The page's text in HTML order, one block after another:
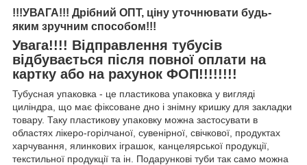
!!!УВАГА!!! Дрібний ОПТ, ціну уточнювати будь-
яким зручним способом!!!
Увага!!!! Відправлення тубусів
відбувається після повної оплати на
картку або на рахунок ФОП!!!!!!!!
Тубусная упаковка - це пластикова упаковка у вигляді
циліндра, що має фіксоване дно і знімну кришку для закладки
товару. Таку пластикову упаковку можна застосувати в
областях лікеро-горілчаної, сувенірної, свічкової, продуктах
харчування, ялинкових іграшок, канцелярської продукції,
текстильної продукції та ін. Подарункові туби так само можна